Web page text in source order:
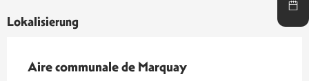
Lokalisierung
Aire communale de Marquay